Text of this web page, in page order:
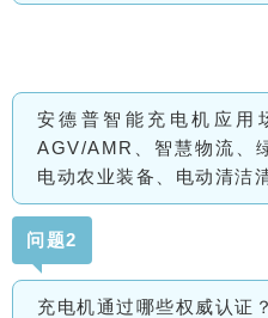
安德普智能充电机应用
AGV/AMR、智慧物流、
电动农业装备、电动清洁
问题2
充电机通过哪些权威认证？